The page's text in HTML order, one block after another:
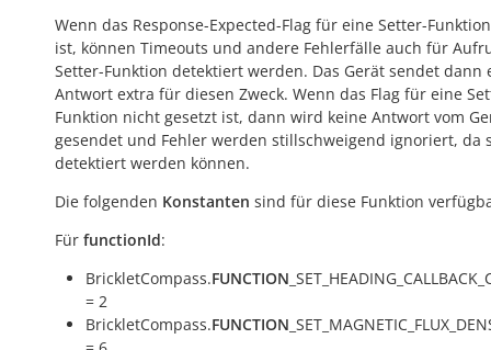
Wenn das Response-Expected-Flag für eine Setter-
ist, können Timeouts und andere Fehlerfälle auch für
Setter-Funktion detektiert werden. Das Gerät sendet dann
Antwort extra für diesen Zweck. Wenn das Flag für eine
Funktion nicht gesetzt ist, dann wird keine Antwort vom
gesendet und Fehler werden stillschweigend ignoriert, da
detektiert werden können.
Die folgenden Konstanten sind für diese Funktion
Für functionId:
BrickletCompass.FUNCTION
= 2
BrickletCompass.FUNCTION